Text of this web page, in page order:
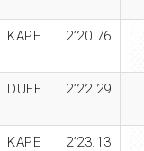
KAPE 2’20.76
DUFF 2’22.29
KAPE 2’23.13